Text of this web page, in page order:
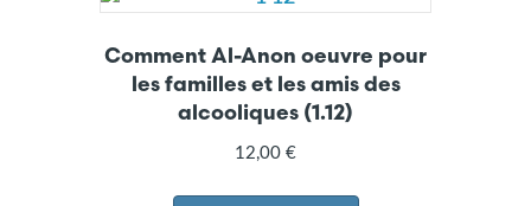
Comment Al-Anon oeuvre pour
les familles et les amis des
alcooliques (1.12)
12,00 €